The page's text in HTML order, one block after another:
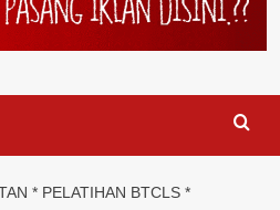
* PELATIHAN BTCLS *